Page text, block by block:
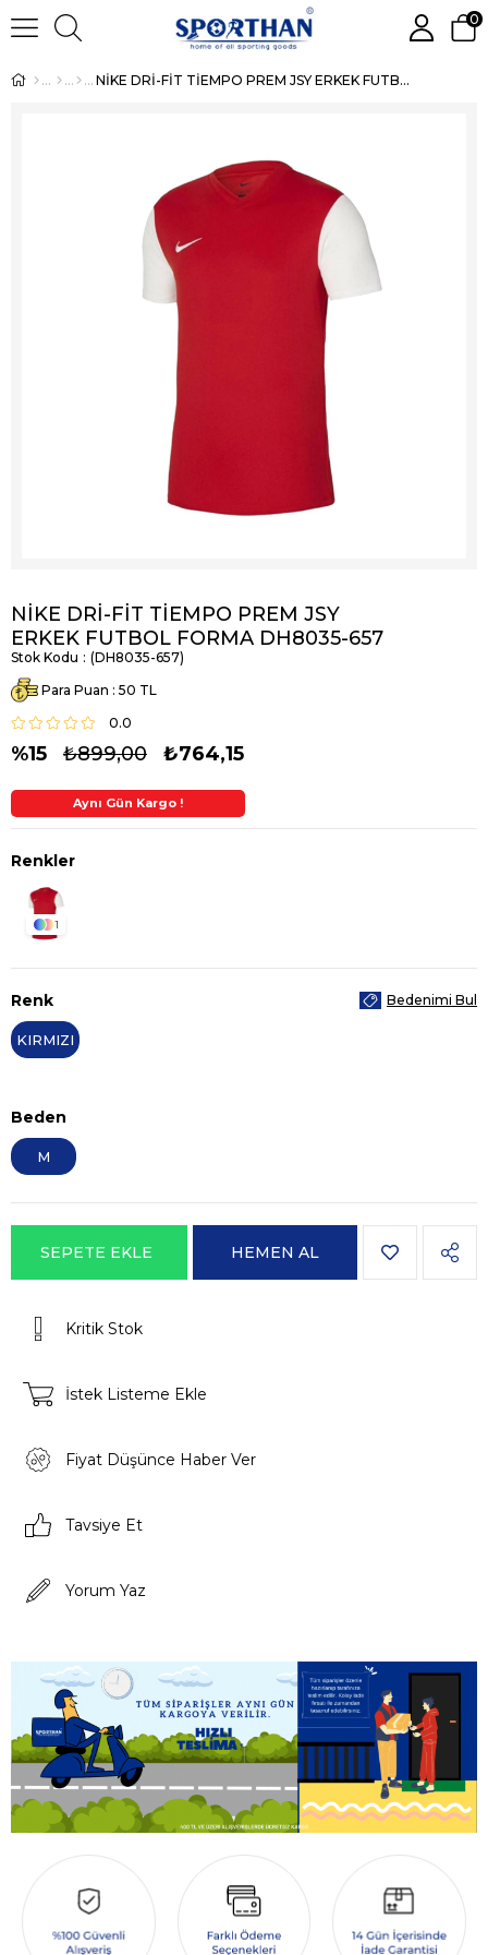
0
NİKE DRİ-FİT TİEMPO PREM JSY ERKEK FUTBOL FORMA DH8035-657
NİKE DRİ-FİT TİEMPO PREM JSY
ERKEK FUTBOL FORMA DH8035-657
Stok Kodu
(DH8035-657)
Para Puan : 50
0.0
15 ₺899,00 ₺764,15
Aynı Gün Kargo !
1
Renk
KIRMIZI
Beden
M
Bedenimi Bul
Kritik Stok
İstek Listeme Ekle
Fiyat Düşünce Haber Ver
Tavsiye Et
Yorum Yaz